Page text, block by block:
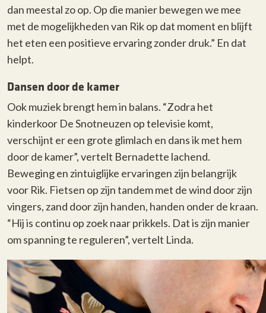
dan meestal zo op. Op die manier bewegen we mee
met de mogelijkheden van Rik op dat moment en blijft
het eten een positieve ervaring zonder druk.” En dat
helpt.
Dansen door de kamer
Ook muziek brengt hem in balans. “Zodra het
kinderkoor De Snotneuzen op televisie komt,
verschijnt er een grote glimlach en dans ik met hem
door de kamer”, vertelt Bernadette lachend.
Beweging en zintuiglijke ervaringen zijn belangrijk
voor Rik. Fietsen op zijn tandem met de wind door zijn
vingers, zand door zijn handen, handen onder de kraan.
“Hij is continu op zoek naar prikkels. Dat is zijn manier
om spanning te reguleren”, vertelt Linda.